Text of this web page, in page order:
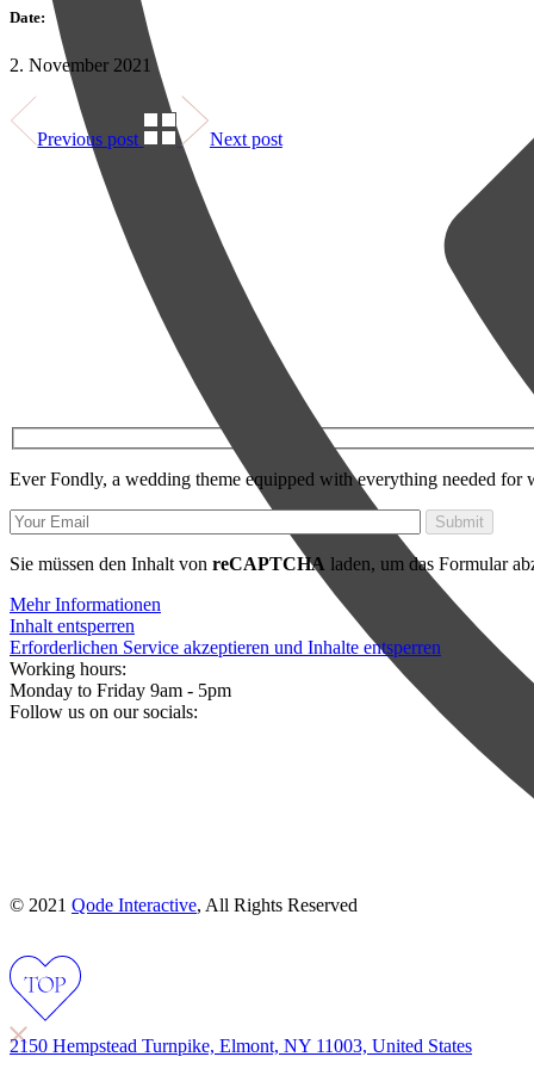
Date:
2. November 2021
Previous post Next post
Ever Fondly, a wedding theme equipped with everything needed for
Submit
Sie müssen den Inhalt von reCAPTCHA laden, um das Formular
Mehr Informationen
Inhalt entsperren
Erforderlichen Service akzeptieren und Inhalte entsperren
Working hours:
Monday to Friday 9am - 5pm
Follow us on our socials:
© 2021 Qode Interactive, All Rights Reserved
2150 Hempstead Turnpike, Elmont, NY 11003, United States